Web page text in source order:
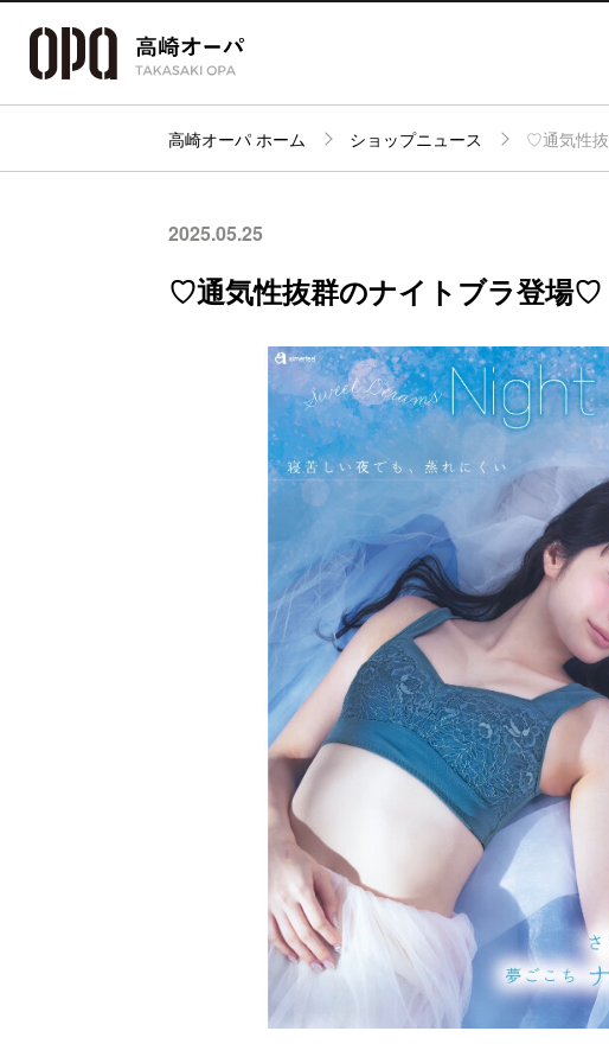
パーキング
高崎オーパ ホーム ショップニュース ♡通気性
2025.05.25
♡通気性抜群のナイトブラ登場♡